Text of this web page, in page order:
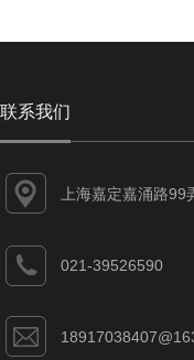
联系我们
上海嘉定嘉涌路99
021-39526590